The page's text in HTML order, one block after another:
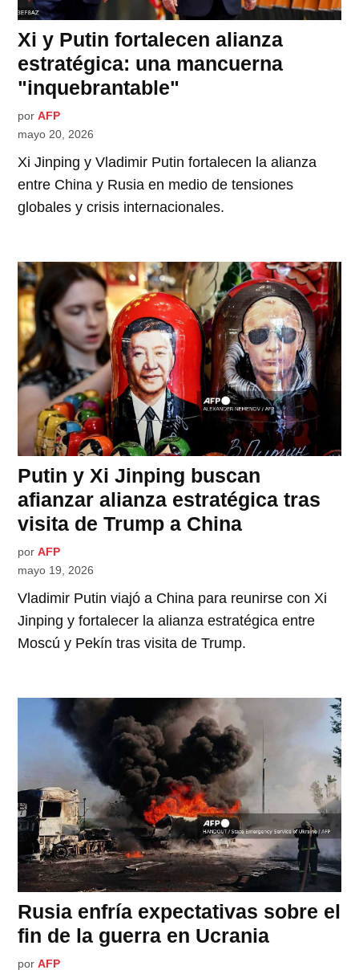
Xi y Putin fortalecen alianza
estratégica: una mancuerna
"inquebrantable"
por AFP
mayo 20, 2026
Xi Jinping y Vladimir Putin fortalecen la alianza
entre China y Rusia en medio de tensiones
globales y crisis internacionales.
Putin y Xi Jinping buscan
afianzar alianza estratégica tras
visita de Trump a China
por AFP
mayo 19, 2026
Vladimir Putin viajó a China para reunirse con Xi
Jinping y fortalecer la alianza estratégica entre
Moscú y Pekín tras visita de Trump.
Rusia enfría expectativas sobre el
fin de la guerra en Ucrania
por AFP